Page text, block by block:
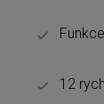
12